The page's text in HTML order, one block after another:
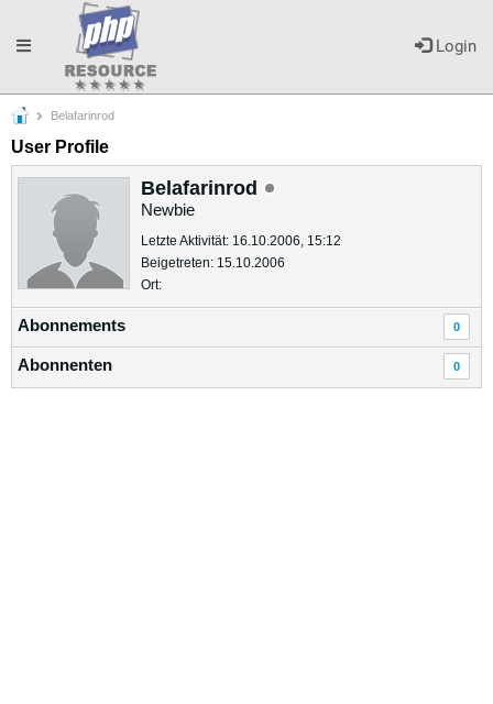
Login
Toggle
navigation
Belafarinrod
User Profile
Belafarinrod
Newbie
Letzte Aktivität: 16.10.2006, 15:12
Beigetreten: 15.10.2006
Ort:
Abonnements 0
Abonnenten 0